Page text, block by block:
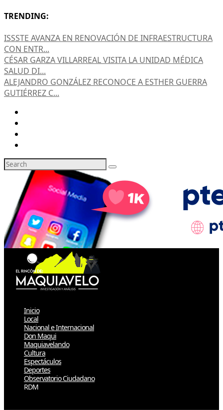
TRENDING:
ISSSTE AVANZA EN RENOVACIÓN DE INFRAESTRUCTURA
CON ENTR...
CÉSAR GARZA VILLARREAL VISITA LA UNIDAD MÉDICA
SALUD DI...
ALEJANDRO GONZÁLEZ RECONOCE A ESTHER GUERRA
GUTIÉRREZ C...
Inicio
Local
Nacional e Internacional
Don Maqui
Maquiavelando
Cultura
Espectáculos
Deportes
Observatorio Ciudadano
RDM